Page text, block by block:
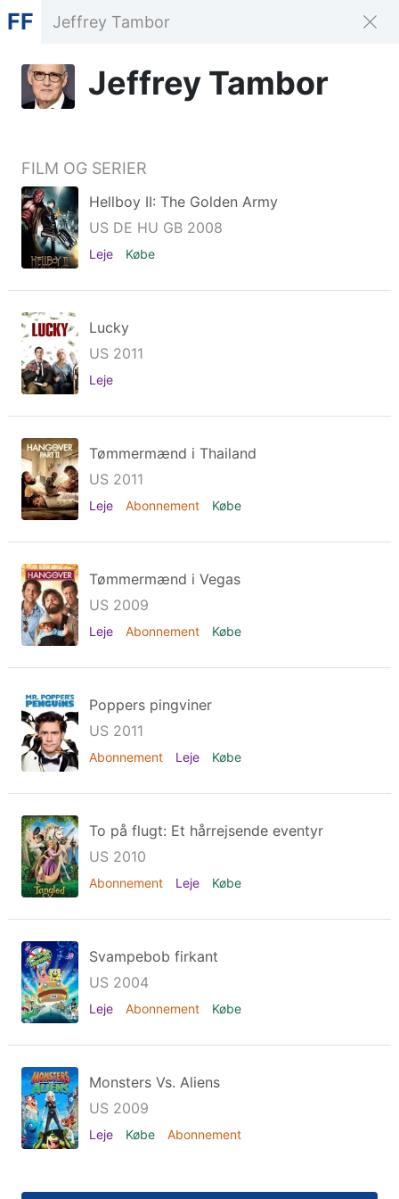
FF
Jeffrey Tambor
FILM OG SERIER
Hellboy II: The Golden Army
US DE HU GB 2008
Leje Købe
Lucky
US 2011
Leje
Tømmermænd i Thailand
US 2011
Leje Abonnement Købe
Tømmermænd i Vegas
US 2009
Leje Abonnement Købe
Poppers pingviner
US 2011
Abonnement Leje Købe
To på flugt: Et hårrejsende eventyr
US 2010
Abonnement Leje Købe
Svampebob firkant
US 2004
Leje Abonnement Købe
Monsters Vs. Aliens
US 2009
Leje Købe Abonnement